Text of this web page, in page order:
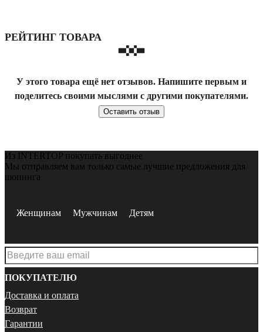
РЕЙТИНГ ТОВАРА
У этого товара ещё нет отзывов. Напишите первым и
поделитесь своими мыслями с другими покупателями.
Оставить отзыв
Из INTERTOP покупать выгоднее
Мы отправляем вам только самые лучшие предложения для
шопинга
Женщинам Мужчинам Детям
ПОКУПАТЕЛЮ
Доставка и оплата
Возврат
Гарантии